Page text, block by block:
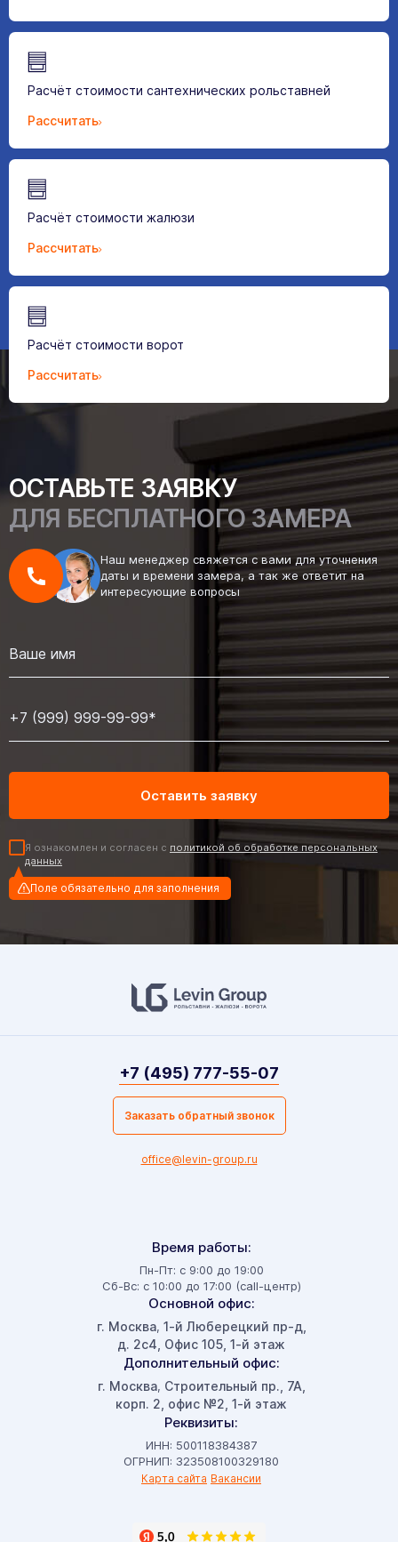
Расчёт стоимости сантехнических рольставней
Рассчитать
Расчёт стоимости жалюзи
Рассчитать
Расчёт стоимости ворот
Рассчитать
ОСТАВЬТЕ ЗАЯВКУ
ДЛЯ БЕСПЛАТНОГО ЗАМЕРА
Наш менеджер свяжется с вами для уточнения
даты и времени замера, а так же ответит на
интересующие вопросы
Я ознакомлен и согласен с политикой об обработке персональных
данных
Поле обязательно для заполнения
Время работы:
Пн-Пт: с 9:00 до 19:00
Сб-Вс: с 10:00 до 17:00 (call-центр)
Основной офис:
г. Москва, 1-й Люберецкий пр-д,
д. 2с4, Офис 105, 1-й этаж
Дополнительный офис:
г. Москва, Строительный пр., 7А,
корп. 2, офис №2, 1-й этаж
Реквизиты:
ИНН: 500118384387
ОГРНИП: 323508100329180
Карта сайта Вакансии
+7 (495) 777-55-07
Заказать обратный звонок
office@levin-group.ru